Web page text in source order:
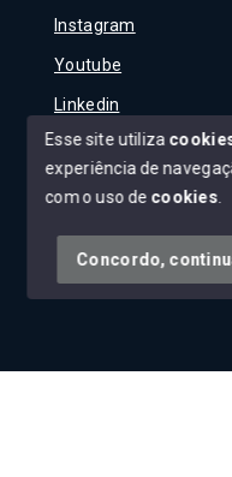
Instagram
Youtube
Linkedin
© Copyright 2026 - Carla
SITE PARA IMOBILIARIA
Esse site utiliza
experiência de
com o uso de cookies
Concordo,